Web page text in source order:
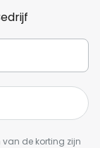
de korting zijn